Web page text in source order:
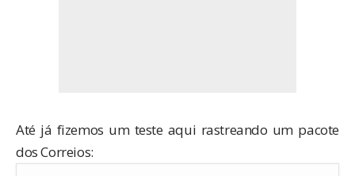
Até já fizemos um teste aqui rastreando um pacote
dos Correios: